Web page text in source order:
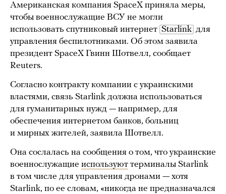
Американская компания SpaceX приняла меры,
чтобы военнослужащие ВСУ не могли
использовать спутниковый интернет Starlink для
управления беспилотниками. Об этом заявила
президент SpaceX Гвинн Шотвелл, сообщает
Reuters.
Согласно контракту компании с украинскими
властями, связь Starlink должна использоваться
для гуманитарных нужд — например, для
обеспечения интернетом банков, больниц
и мирных жителей, заявила Шотвелл.
Она сослалась на сообщения о том, что украинские
военнослужащие используют терминалы Starlink
в том числе для управления дронами — хотя
Starlink, по ее словам, «никогда не предназначался